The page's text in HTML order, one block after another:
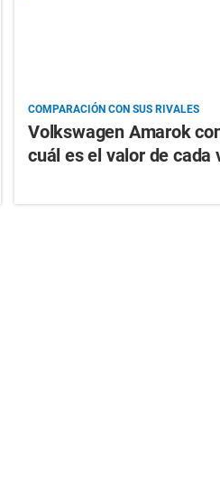
COMPARACIÓN CON SUS RIVALES
Volkswagen Amarok
cuál es el valor de cada